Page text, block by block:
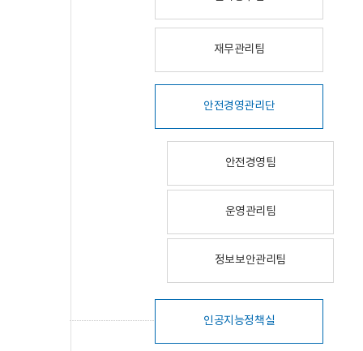
재무관리팀
안전경영관리단
안전경영팀
운영관리팀
정보보안관리팀
인공지능정책실